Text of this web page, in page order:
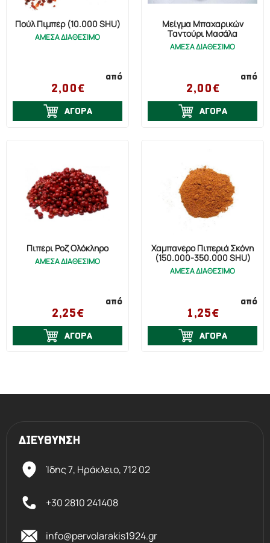
Πούλ Πιμπέρ (10.000 SHU)
ΑΜΕΣΑ ΔΙΑΘΕΣΙΜΟ
από
2,00€
ΑΓΟΡΑ
Μείγμα Μπαχαρικών
Ταντούρι Μασάλα
ΑΜΕΣΑ ΔΙΑΘΕΣΙΜΟ
από
2,00€
ΑΓΟΡΑ
Πιπέρι Ροζ Ολόκληρο
ΑΜΕΣΑ ΔΙΑΘΕΣΙΜΟ
από
2,25€
ΑΓΟΡΑ
Χαμπανέρο Πιπεριά Σκόνη
(150.000-350.000 SHU)
ΑΜΕΣΑ ΔΙΑΘΕΣΙΜΟ
από
1,25€
ΑΓΟΡΑ
ΔΙΕΥΘΥΝΣΗ
Ίδης 7, Ηράκλειο,712 02
+30 2810 241408
info@pervolarakis1924.gr